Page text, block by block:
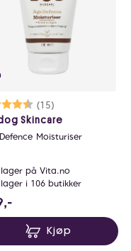
du sparer
Karakter:
(15)
4.5 av 5 mulige
Skincare
Moisturiser
lager på Vita.no
lager i 106 butikker
Kjøp